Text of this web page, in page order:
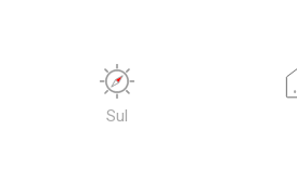
Sul